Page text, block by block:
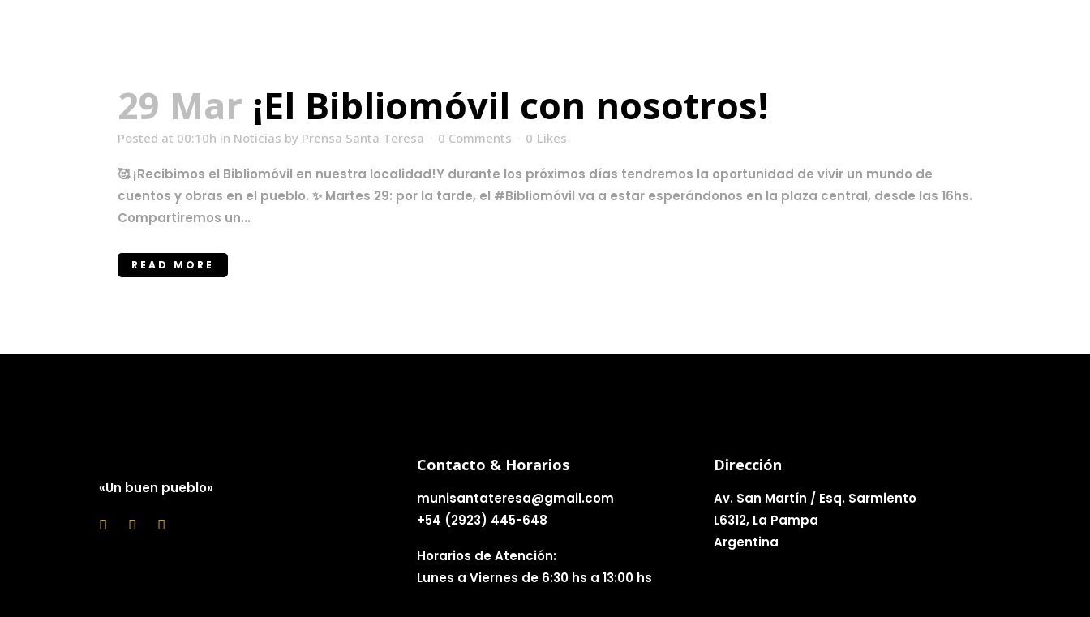
29 Mar ¡El Bibliomóvil con nosotros!
Posted at 00:10h in Noticias by Prensa Santa Teresa 0 Comments 0 Likes
🥰 ¡Recibimos el Bibliomóvil en nuestra localidad!Y durante los próximos días tendremos la oportunidad de vivir un mundo de
cuentos y obras en el pueblo. ✨ Martes 29: por la tarde, el #Bibliomóvil va a estar esperándonos en la plaza central, desde las 16hs.
Compartiremos un...
READ MORE
«Un buen pueblo»
Contacto & Horarios
munisantateresa@gmail.com
+54 (2923) 445-648
Horarios de Atención:
Lunes a Viernes de 6:30 hs a 13:00 hs
Dirección
Av. San Martín / Esq. Sarmiento
L6312, La Pampa
Argentina